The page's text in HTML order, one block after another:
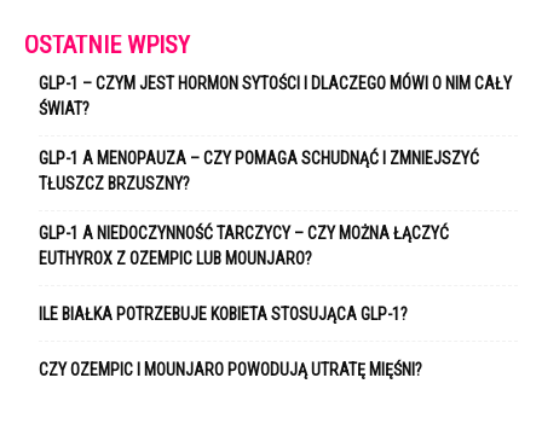
OSTATNIE WPISY
GLP-1 – CZYM JEST HORMON SYTOŚCI I DLACZEGO MÓWI O NIM CAŁY
ŚWIAT?
GLP-1 A MENOPAUZA – CZY POMAGA SCHUDNĄĆ I ZMNIEJSZYĆ
TŁUSZCZ BRZUSZNY?
GLP-1 A NIEDOCZYNNOŚĆ TARCZYCY – CZY MOŻNA ŁĄCZYĆ
EUTHYROX Z OZEMPIC LUB MOUNJARO?
ILE BIAŁKA POTRZEBUJE KOBIETA STOSUJĄCA GLP-1?
CZY OZEMPIC I MOUNJARO POWODUJĄ UTRATĘ MIĘŚNI?